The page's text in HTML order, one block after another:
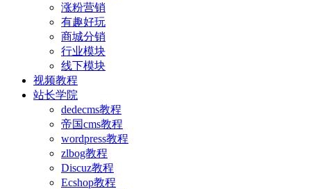
涨粉营销
有趣好玩
商城分销
行业模块
线下模块
视频教程
站长学院
dedecms教程
帝国cms教程
wordpress教程
zlbog教程
Discuz教程
Ecshop教程